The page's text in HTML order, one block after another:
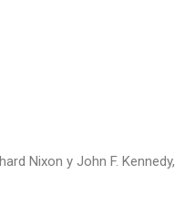
Nixon y John F. Kennedy,